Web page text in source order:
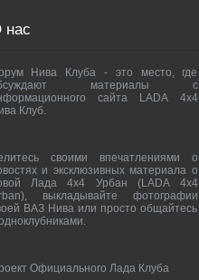
нас
Нива Клуба - это место, где
материалы с
сайта LADA 4x4
Клуб.
своими впечатлениями о
и эксклюзивных материала о
Лада 4х4 Урбан (LADA 4x4
выкладывайте фотографии
ВАЗ Нива или просто общайтесь
Официального Лада Клуба